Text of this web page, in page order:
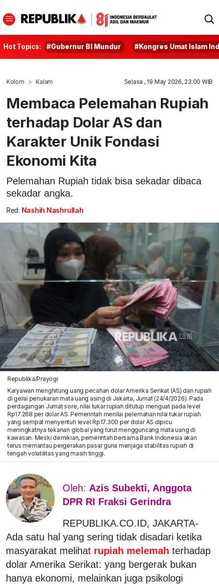
Hot Topics: #Gubernur BI Mundur #Kongres Umat Islam
Kolom Kalam Selasa , 19 May 2026, 23:00 WIB
Membaca Pelemahan Rupiah
terhadap Dolar AS dan
Karakter Unik Fondasi
Ekonomi Kita
Pelemahan Rupiah tidak bisa sekadar dibaca
sekadar angka.
Red: Nashih Nashrullah
Republika/Prayogi
Karyawan menghitung uang pecahan dolar Amerika Serikat (AS) dan rupiah
di gerai penukaran mata uang asing di Jakarta, Jumat (24/4/2026). Pada
perdagangan Jumat sore, nilai tukar rupiah ditutup menguat pada level
Rp17.268 per dolar AS. Pemerintah menilai pelemahan nilai tukar rupiah
yang sempat menyentuh level Rp17.300 per dolar AS dipicu
meningkatnya tekanan global yang turut mengguncang mata uang di
kawasan. Meski demikian, pemerintah bersama Bank Indonesia akan
terus memantau pergerakan pasar guna menjaga stabilitas rupiah di
tengah volatilitas yang masih tinggi.
Oleh: Azis Subekti, Anggota
DPR RI Fraksi Gerindra
REPUBLIKA.CO.ID, JAKARTA-
Ada satu hal yang sering tidak disadari ketika
masyarakat melihat rupiah melemah terhadap
dolar Amerika Serikat: yang bergerak bukan
hanya ekonomi, melainkan juga psikologi